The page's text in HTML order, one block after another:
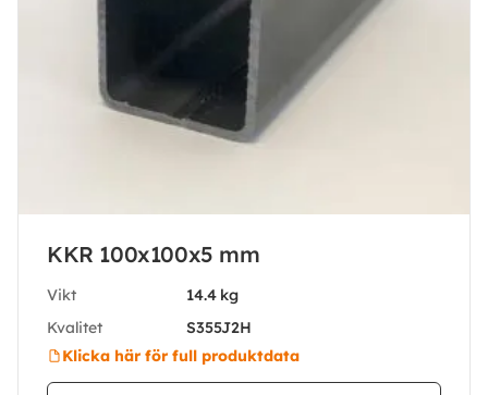
KKR 100x100x5 mm
Vikt
14.4 kg
Kvalitet
S355J2H
Klicka här för full produktdata